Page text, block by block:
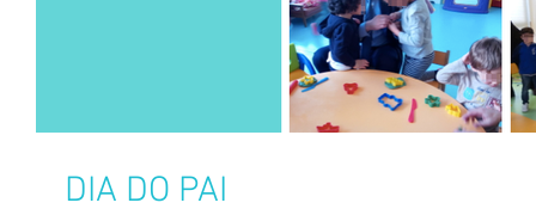
DIA DO PAI